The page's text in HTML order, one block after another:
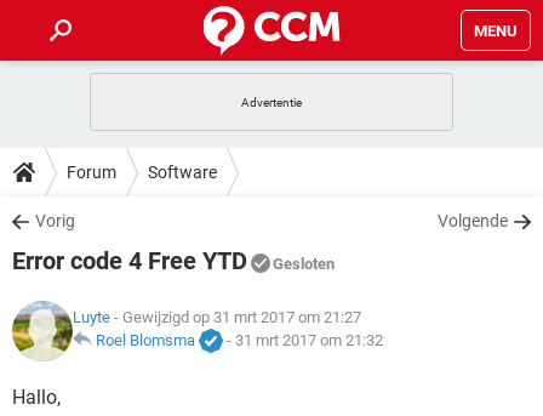
MENU
INSTAGRAM
NETFLIX
GRATIS SNAPCHAT
TIKTOK
HOW-TO
VIDEOBELLEN
GRATIS SNAPCHAT
TIKTOK
DOWNLOADS
VIDEOBELLEN GAMES
INSTAGRAM
NETFLIX CORONAVIRUS
GRATIS
VIDEOBELLEN GAMES
INSTAGRAM
NETFLIX
ARTIKELEN
VIDEOBELLEN
Forum Software
Vorig Volgende
Error code 4 Free YTD Gesloten
Luyte - Gewijzigd op 31 mrt 2017 om 21:27
Roel Blomsma
- 31 mrt 2017 om 21:32
Hallo,